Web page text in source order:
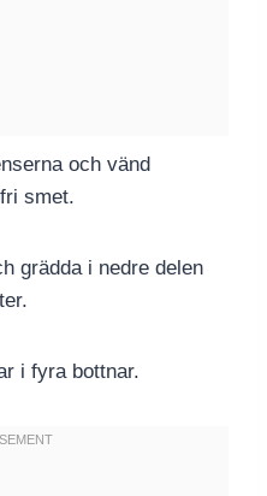
och vänd
smet.
grädda i nedre delen
i fyra bottnar.